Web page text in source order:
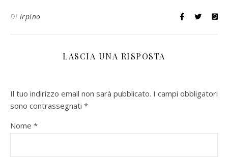
Di irpino
LASCIA UNA RISPOSTA
Il tuo indirizzo email non sarà pubblicato. I campi obbligatori
sono contrassegnati *
Nome *